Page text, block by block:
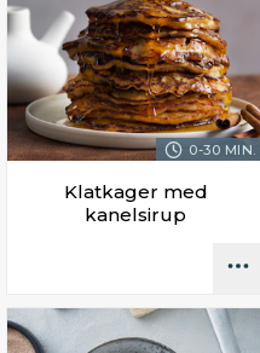
0-30 MIN.
Klatkager med
kanelsirup